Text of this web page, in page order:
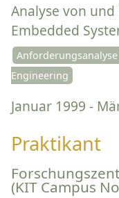
Analyse von
Embedded
Anforderungsanalyse
Engineering
Januar 1999 -
Praktikant
(KIT Campus